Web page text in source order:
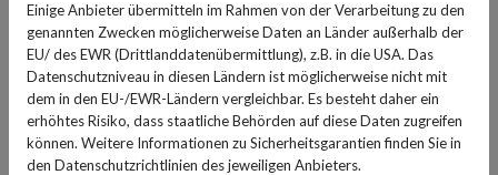
Assistenten, Pharmazeutisch-kaufmännische
Angestellte und Apothekenassistenten. Je nach
Schulabschluss, Studium oder Ausbildung gibt es dabei
die verschiedensten Verdienstmöglichkeiten. Weitere
Unterschiede gibt es aber auch innerhalb dieser
Berufsgruppen: Je nachdem, ob ihr Gehalt nach einem
Einige Anbieter übermitteln im Rahmen von der Verarbeitung zu den
genannten Zwecken möglicherweise Daten an Länder außerhalb der
EU/ des EWR (Drittlanddatenübermittlung), z.B. in die USA. Das
Datenschutzniveau in diesen Ländern ist möglicherweise nicht mit
dem in den EU-/EWR-Ländern vergleichbar. Es besteht daher ein
erhöhtes Risiko, dass staatliche Behörden auf diese Daten zugreifen
können. Weitere Informationen zu Sicherheitsgarantien finden Sie in
den Datenschutzrichtlinien des jeweiligen Anbieters.